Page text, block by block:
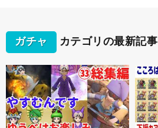
ガチャ カテゴリの最新記事